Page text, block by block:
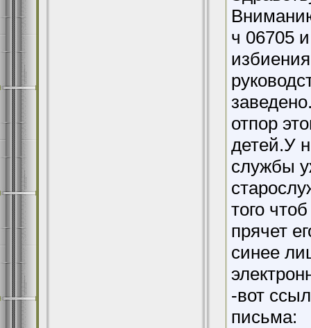
ч 06705
отпор
детей.У
службы
того
прячет
синее
-вот
письма: